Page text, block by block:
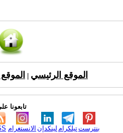
الموقع الرئيسي
تابعونا
الانستغرام لينكدإن تيلكرامبنترست